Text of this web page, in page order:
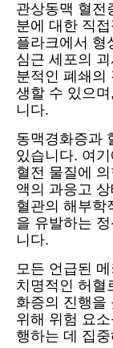
관상동맥 혈전
분에 대한 직
플라크에서 형
심근 세포의
분적인 폐쇄의
생할 수 있으
니다.
동맥경화증과
있습니다. 여
혈전 물질에
액의 과응고
혈관의 해부학
을 유발하는
니다.
모든 언급된
치명적인 허혈
화증의 진행을
위해 위험 요
행하는 데 집